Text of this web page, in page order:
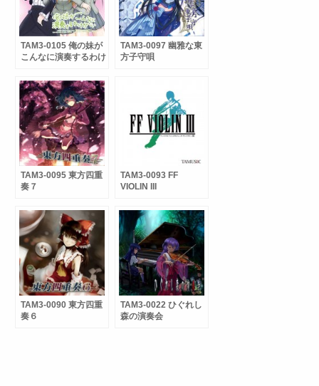
TAM3-0105 俺の妹が
こんなに演奏するわけ
TAM3-0097 幽雅な東
方子守唄
TAM3-0095 東方四重
奏７
TAM3-0093 FF
VIOLIN III
TAM3-0090 東方四重
奏６
TAM3-0022 ひぐれし
森の演奏会